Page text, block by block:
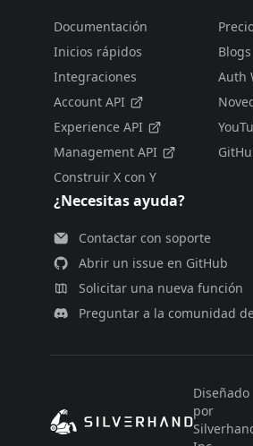
Documentación
Inicios rápidos
Integraciones
Account API
Experience API
Management API
Construir X con Y
Blogs
Auth
¿Necesitas ayuda?
Contactar con soporte
Abrir un issue en GitHub
Solicitar una nueva función
Preguntar a la comunidad
Diseñado
por